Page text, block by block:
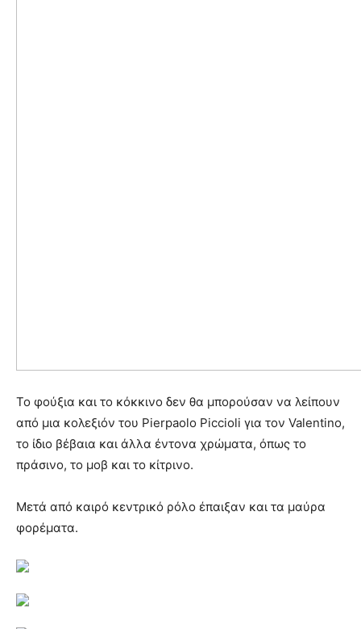
Το φούξια και το κόκκινο δεν θα μπορούσαν να λείπουν
από μια κολεξιόν του Pierpaolo Piccioli για τον Valentino,
το ίδιο βέβαια και άλλα έντονα χρώματα, όπως το
πράσινο, το μοβ και το κίτρινο.
Μετά από καιρό κεντρικό ρόλο έπαιξαν και τα μαύρα
φορέματα.